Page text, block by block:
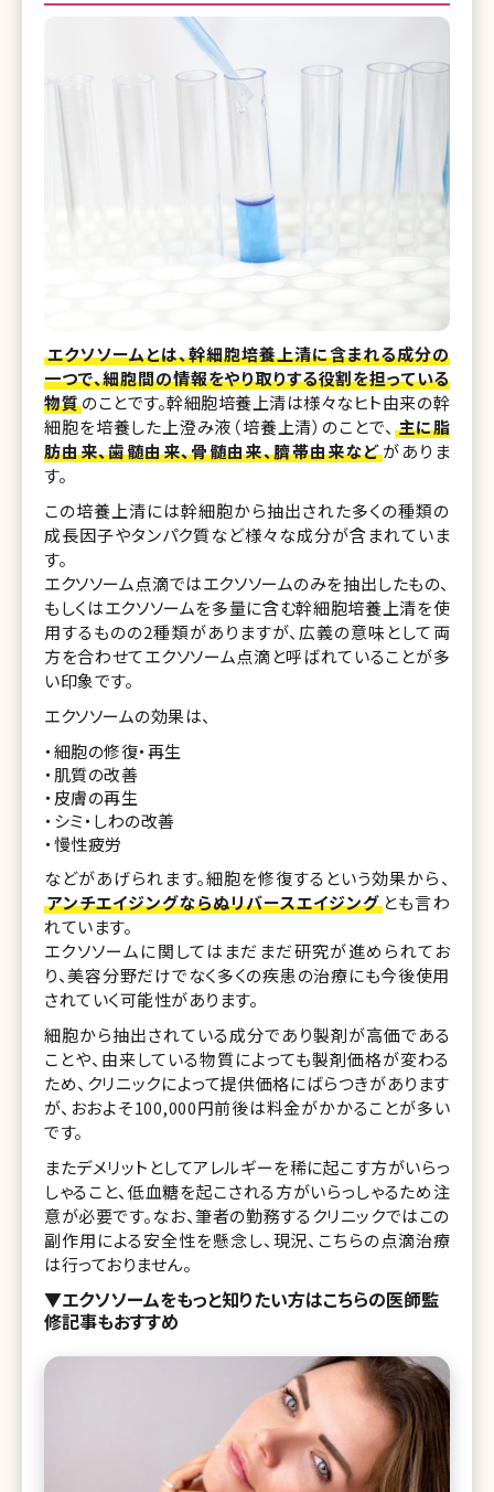
エクソソームとは、幹細胞培養上清に含まれる成分の
一つで、細胞間の情報をやり取りする役割を担っている
物質のことです。幹細胞培養上清は様々なヒト由来の幹
細胞を培養した上澄み液（培養上清）のことで、 主に脂
肪由来、歯髄由来、骨髄由来、臍帯由来などがありま
す。
この培養上清には幹細胞から抽出された多くの種類の
成長因子やタンパク質など様々な成分が含まれていま
す。
エクソソーム点滴ではエクソソームのみを抽出したもの、
もしくはエクソソームを多量に含む幹細胞培養上清を使
用するものの2種類がありますが、広義の意味として両
方を合わせてエクソソーム点滴と呼ばれていることが多
い印象です。
エクソソームの効果は、
・細胞の修復・再生
・肌質の改善
・皮膚の再生
・シミ・しわの改善
・慢性疲労
などがあげられます。細胞を修復するという効果から、
アンチエイジングならぬリバースエイジング とも言わ
れています。
エクソソームに関してはまだまだ研究が進められてお
り、美容分野だけでなく多くの疾患の治療にも今後使用
されていく可能性があります。
細胞から抽出されている成分であり製剤が高価である
ことや、由来している物質によっても製剤価格が変わる
ため、クリニックによって提供価格にばらつきがあります
が、おおよそ100,000円前後は料金がかかることが多い
です。
またデメリットとしてアレルギーを稀に起こす方がいらっ
しゃること、低血糖を起こされる方がいらっしゃるため注
意が必要です。なお、筆者の勤務するクリニックではこの
副作用による安全性を懸念し、現況、こちらの点滴治療
は行っておりません。
▼エクソソームをもっと知りたい方はこちらの医師監
修記事もおすすめ